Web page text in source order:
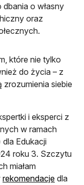
o własny
oraz
które nie tylko
do życia – z
zrozumienia siebie
i eksperci z
w ramach
Edukacji
roku 3. Szczytu
miałam
rekomendacjeotwiera
dla